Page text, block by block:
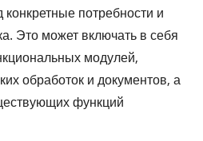
потребности и
Это может включать в себя
модулей,
обработок и документов, а
функций